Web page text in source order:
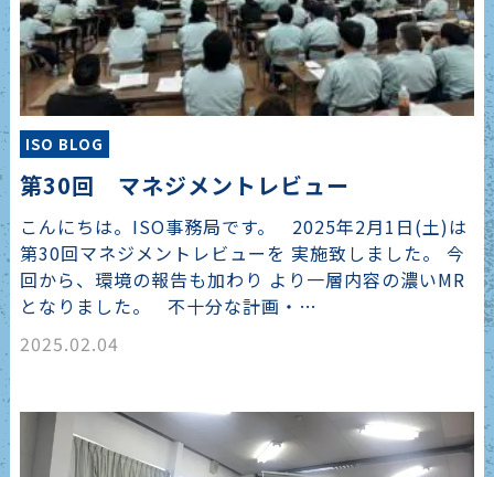
ISO BLOG
第30回 マネジメントレビュー
こんにちは。ISO事務局です。 2025年2月1日(土)は
第30回マネジメントレビューを 実施致しました。 今
回から、環境の報告も加わり より一層内容の濃いMR
となりました。 不十分な計画・…
2025.02.04